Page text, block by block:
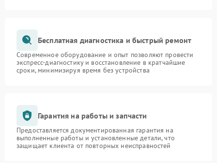
Бесплатная диагностика и быстрый ремонт
Современное оборудование и опыт позволяют провести
экспресс-диагностику и восстановление в кратчайшие
сроки, минимизируя время без устройства
Гарантия на работы и запчасти
Предоставляется документированная гарантия на
выполненные работы и установленные детали, что
защищает клиента от повторных неисправностей